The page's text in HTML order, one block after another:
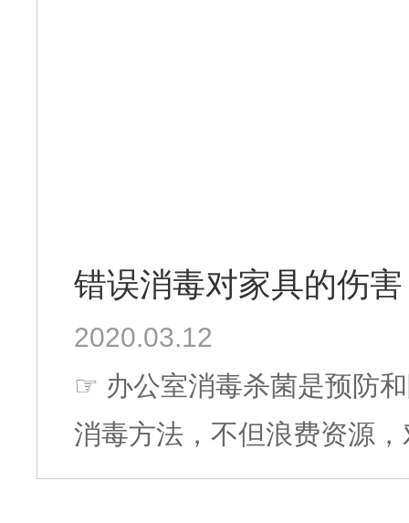
错误消毒对家具的伤
2020.03.12
☞ 办公室消毒杀菌是预防和阻断疫情传播的有效途径，可要是用错了
消毒方法，不但浪费资源，
特别为广大业主和朋友办